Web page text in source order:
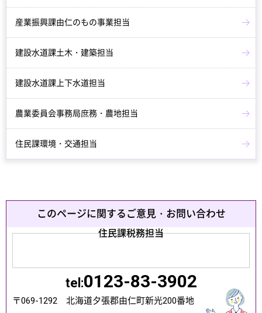
産業振興課由仁のもの事業担当
建設水道課土木・建築担当
建設水道課上下水道担当
農業委員会事務局庶務・農地担当
住民課環境・交通担当
このページに関するご意見・お問い合わせ
住民課税務担当
tel:0123-83-3902
〒069-1292 北海道夕張郡由仁町新光200番地